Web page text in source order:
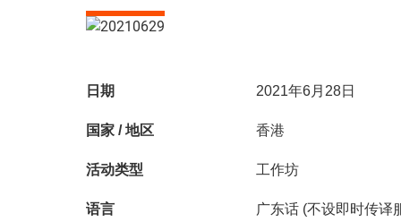
日期 2021年6月28日
国家 / 地区 香港
活动类型 工作坊
语言 广东话 (不设即时传译